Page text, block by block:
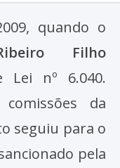
quando o
Filho
Lei nº 6.040.
da
seguiu para o
pela